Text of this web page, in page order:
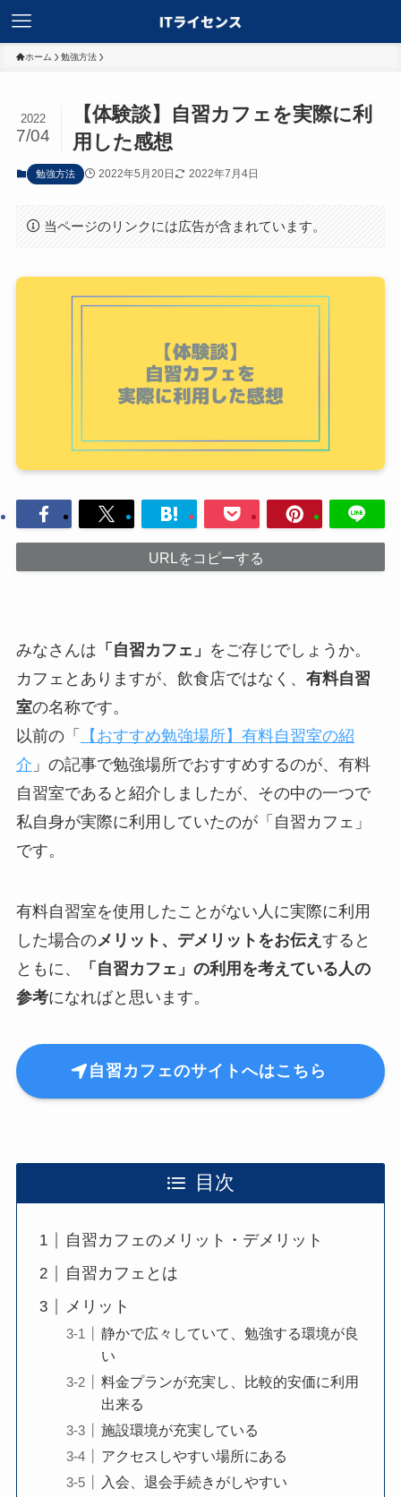
ホーム 勉強方法
【体験談】自習カフェを実際に利
用した感想
2022
7/04
勉強方法 2022年5月20日 2022年7月4日
当ページのリンクには広告が含まれています。
URLをコピーする
みなさんは 「自習カフェ」 をご存じでしょうか。
カフェとありますが、飲食店ではなく、 有料自習
室の名称です。
以前の「
【おすすめ勉強場所】有料自習室の紹
介 」の記事で勉強場所でおすすめするのが、有料
自習室であると紹介しましたが、その中の一つで
私自身が実際に利用していたのが「自習カフェ」
です。
有料自習室を使用したことがない人に実際に利用
した場合のメリット、デメリットをお伝え すると
ともに、
「自習カフェ」の利用を考えている人の
参考になればと思います。
自習カフェのサイトへはこちら
目次
自習カフェのメリット・デメリット
自習カフェとは
メリット
静かで広々していて、勉強する環境が良
い
料金プランが充実し、比較的安価に利用
出来る
施設環境が充実している
アクセスしやすい場所にある
入会、退会手続きがしやすい